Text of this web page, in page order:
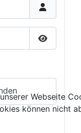
Passwort
Webseite
können nicht